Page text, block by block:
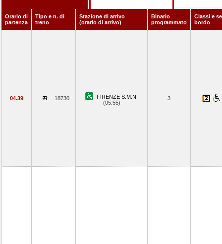
Orario di
partenza
Tipo e n. di
treno
Stazione di arrivo
(orario di arrivo)
Binario
programmato
Classi e
bordo
04.39 18730
FIRENZE S.M.N.
(05.55)
3